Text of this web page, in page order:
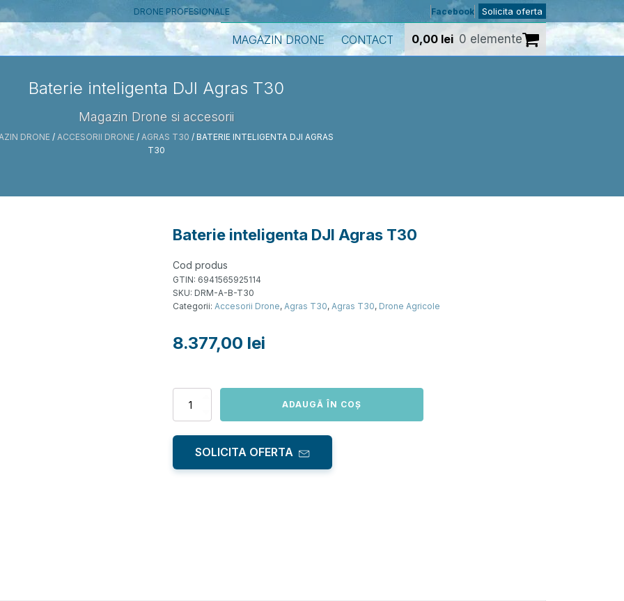
DRONE PROFESIONALE Facebook Solicita oferta
MAGAZIN DRONE CONTACT 0,00 lei 0 elemente
Baterie inteligenta DJI Agras T30
Magazin Drone si accesorii
DRONE/ ACCESORII DRONE/ AGRAS T30 / BATERIE INTELIGENTA DJI AGRAS
T30
Baterie inteligenta DJI Agras T30
Cod produs
GTIN: 6941565925114
SKU: DRM-A-B-T30
Categorii: Accesorii Drone, Agras T30, Agras T30, Drone Agricole
8.377,00 lei
Cantitate
DJI
Agras
T30
ADAUGĂ ÎN COȘ
SOLICITA OFERTA